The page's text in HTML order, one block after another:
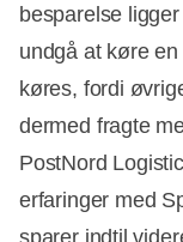
besparelse ligger
undgå at køre
køres, fordi
dermed fragte
PostNord
erfaringer med
sparer indtil